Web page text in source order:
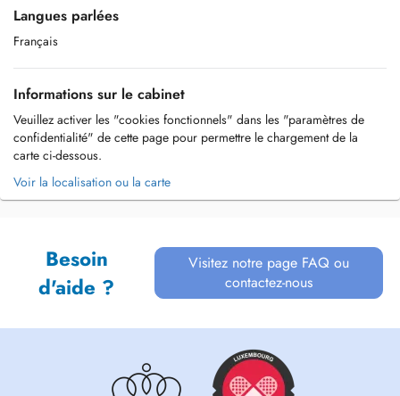
Langues parlées
Français
Informations sur le cabinet
Veuillez activer les "cookies fonctionnels" dans les "paramètres de
confidentialité" de cette page pour permettre le chargement de la
carte ci-dessous.
Voir la localisation ou la carte
Besoin
d'aide ?
Visitez notre page FAQ ou
contactez-nous